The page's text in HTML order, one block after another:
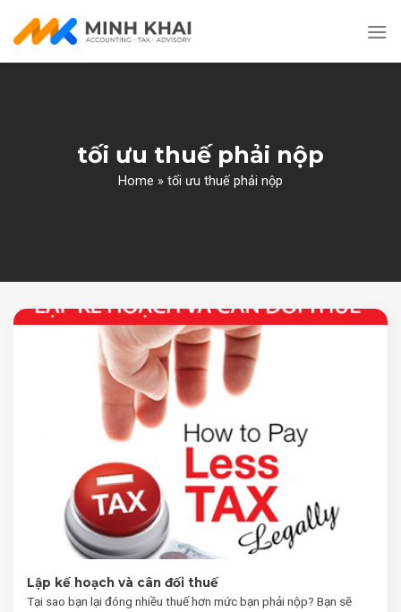
tối ưu thuế phải nộp
Home » tối ưu thuế phải nộp
Lập kế hoạch và cân đối thuế
Tại sao bạn lại đóng nhiều thuế hơn mức bạn phải nộp? Bạn sẽ